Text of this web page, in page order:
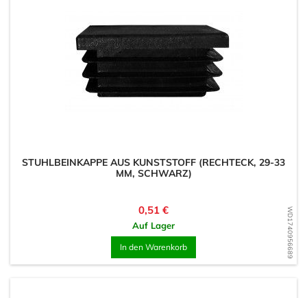
WD1740956689
STUHLBEINKAPPE AUS KUNSTSTOFF (RECHTECK, 29-33
MM, SCHWARZ)
Preis
0,51 €
Auf Lager
In den Warenkorb